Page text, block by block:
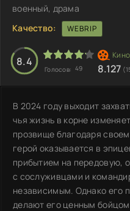
военный, драма
Качество:
WEBRIP
8.4
Голосов: 49 8.127
В 2024 году выходит
чья жизнь в корне
прозвище благодаря
герой оказывается в
прибытием на передовую,
с сослуживцами и
независимым. Однако его
делают его ценным